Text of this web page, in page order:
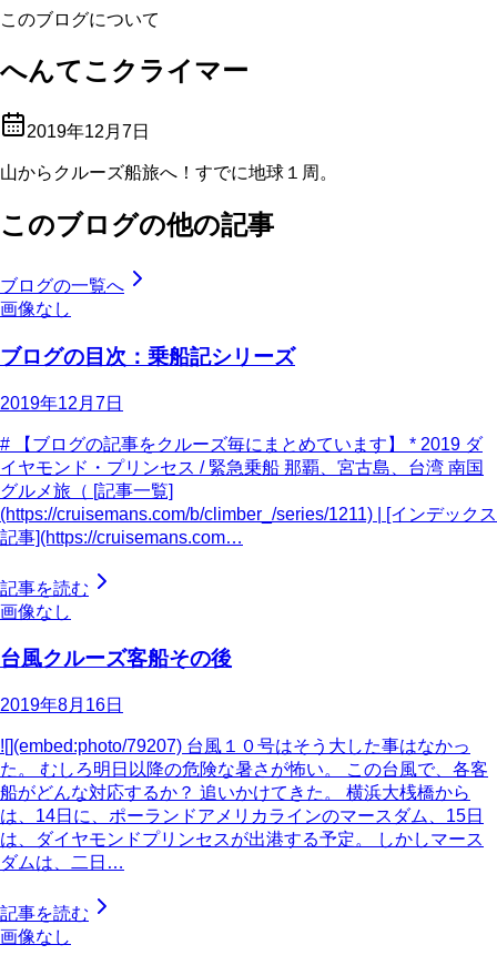
このブログについて
へんてこクライマー
2019年12月7日
山からクルーズ船旅へ！すでに地球１周。
このブログの他の記事
ブログの一覧へ
画像なし
ブログの目次：乗船記シリーズ
2019年12月7日
# 【ブログの記事をクルーズ毎にまとめています】 * 2019 ダ
イヤモンド・プリンセス / 緊急乗船 那覇、宮古島、台湾 南国
グルメ旅（ [記事一覧]
(https://cruisemans.com/b/climber_/series/1211) | [インデックス
記事](https://cruisemans.com…
記事を読む
画像なし
台風クルーズ客船その後
2019年8月16日
![](embed:photo/79207) 台風１０号はそう大した事はなかっ
た。 むしろ明日以降の危険な暑さが怖い。 この台風で、各客
船がどんな対応するか？ 追いかけてきた。 横浜大桟橋から
は、14日に、ポーランドアメリカラインのマースダム、15日
は、ダイヤモンドプリンセスが出港する予定。 しかしマース
ダムは、二日…
記事を読む
画像なし